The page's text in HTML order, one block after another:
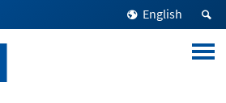
English